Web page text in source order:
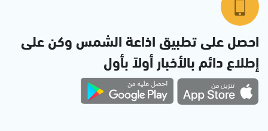
احصل على تطبيق اذاعة الشمس وكن على
إطلاع دائم بالأخبار أولاً بأول